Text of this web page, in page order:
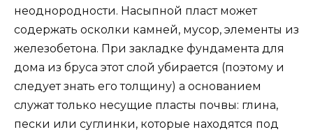
неоднородности. Насыпной пласт может
содержать осколки камней, мусор, элементы из
железобетона. При закладке фундамента для
дома из бруса этот слой убирается (поэтому и
следует знать его толщину) а основанием
служат только несущие пласты почвы: глина,
пески или суглинки, которые находятся под